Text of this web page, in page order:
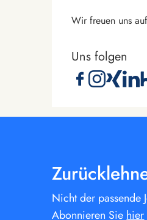
Wir freuen uns
Uns folgen
Nicht der passende
Abonnieren Sie hier